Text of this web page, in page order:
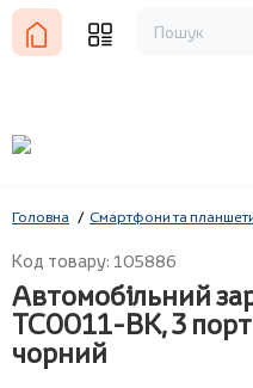
Головна Смартфони та
Код товару: 105886
Автомобільний
TC0011-BK, 3
чорний